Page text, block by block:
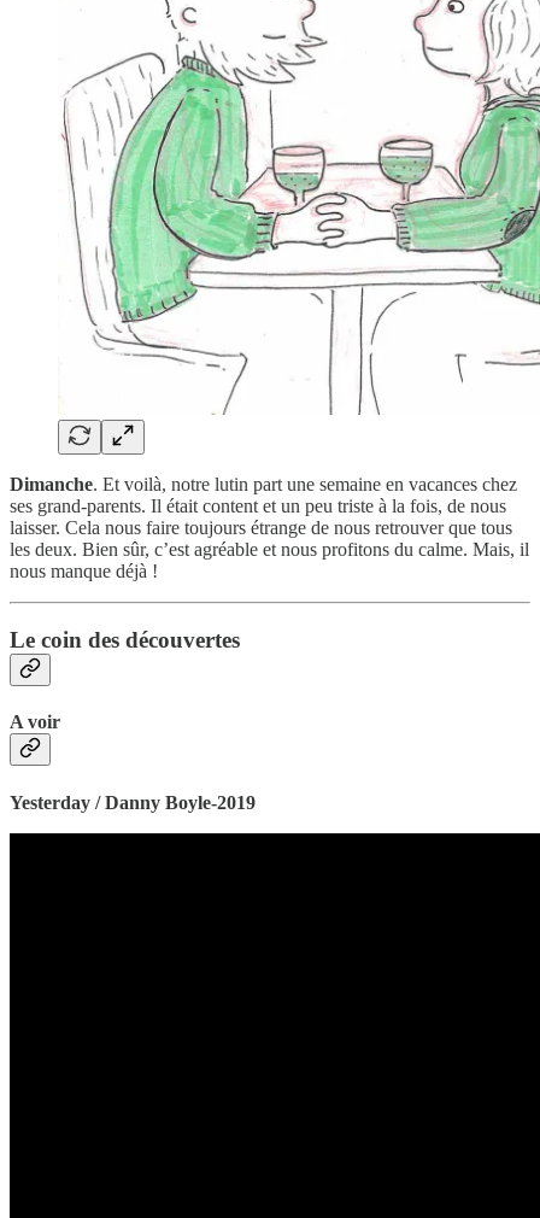
Dimanche. Et voilà, notre lutin part une semaine en vacances chez
ses grand-parents. Il était content et un peu triste à la fois, de nous
laisser. Cela nous faire toujours étrange de nous retrouver que tous
les deux. Bien sûr, c’est agréable et nous profitons du calme. Mais, il
nous manque déjà !
Le coin des découvertes
A voir
Yesterday / Danny Boyle-2019